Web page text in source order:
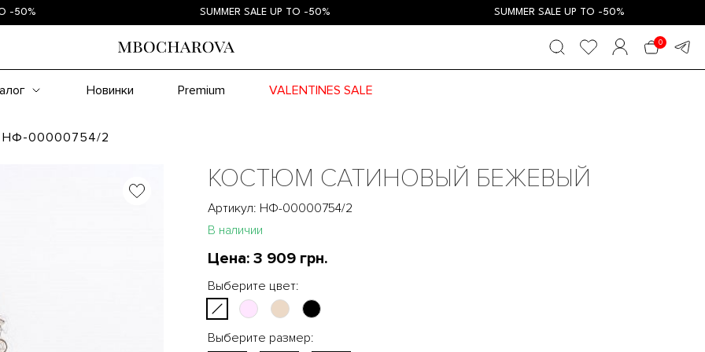
SUMMER SALE UP TO -50% SUMMER SALE UP TO -50%
0
Новинки Premium VALENTINES SALE
НФ-00000754/2
КОСТЮМ САТИНОВЫЙ БЕЖЕВЫЙ
Артикул: НФ-00000754/2
В наличии
Цена: 3 909 грн.
Выберите цвет:
Выберите размер: